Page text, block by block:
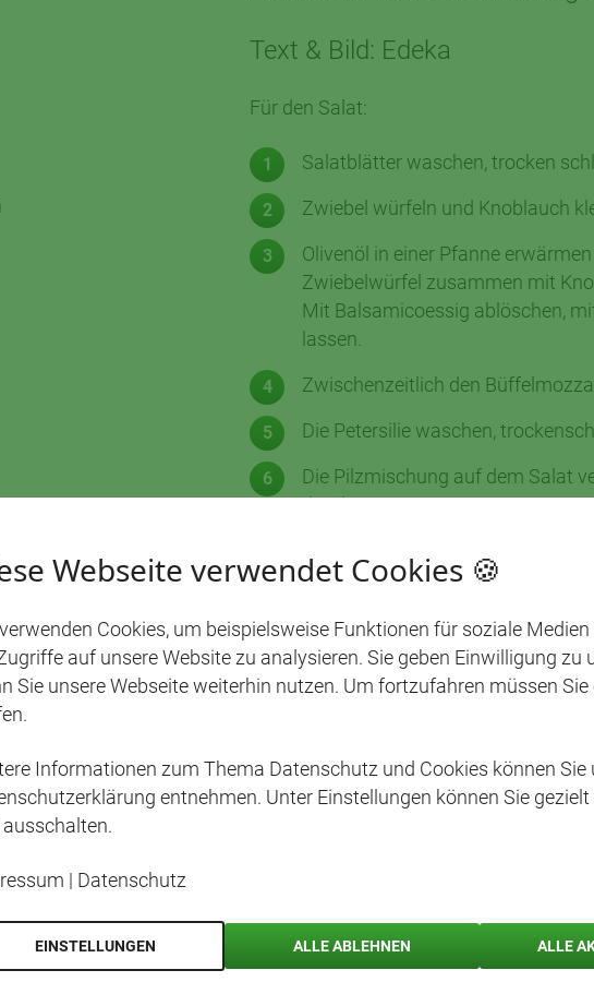
Text & Bild: Edeka
Für den Salat:
Salatblätter waschen, trocken
Zwiebel würfeln und Knoblauch
Olivenöl in einer Pfanne
Zwiebelwürfel zusammen mit
Mit Balsamicoessig ablöschen,
lassen.
Zwischenzeitlich den
Die Petersilie waschen,
Die Pilzmischung auf dem Salat
darüber streuen.
Für den Dip:
Basilikum und Dill waschen,
Quark zusammen mit 1 EL
Das Ganze mit Salz, Pfeffer und
Alles zusammen mit den
vorher kurz toasten.
Webseite verwendet Cookies 🍪
Cookies, um beispielsweise Funktionen für soziale
auf unsere Website zu analysieren. Sie geben Einwilligung zu
Sie unsere Webseite weiterhin nutzen. Um fortzufahren müssen Sie
Informationen zum Thema Datenschutz und Cookies können Sie
entnehmen. Unter Einstellungen können Sie gezielt
| Datenschutz
EINSTELLUNGEN ALLE ABLEHNEN ALLE